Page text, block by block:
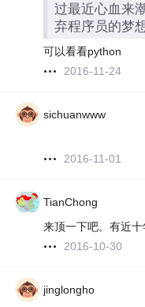
过最近心血来
弃程序员的梦
可以看看python
2016-11-24
sichuanwww
2016-11-01
TianChong
来顶一下吧。有近十
2016-10-30
jinglongho